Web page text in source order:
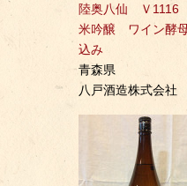
陸奥八仙 Ｖ
米吟醸 ワイン酵
込み
青森県
八戸酒造株式会社